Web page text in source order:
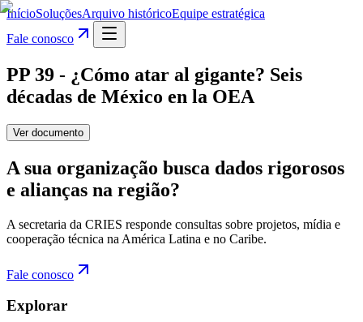
InícioSoluçõesArquivo históricoEquipe estratégica
Fale conosco
PP 39 - ¿Cómo atar al gigante? Seis
décadas de México en la OEA
Ver documento
A sua organização busca dados rigorosos
e alianças na região?
A secretaria da CRIES responde consultas sobre projetos, mídia e
cooperação técnica na América Latina e no Caribe.
Fale conosco
Explorar